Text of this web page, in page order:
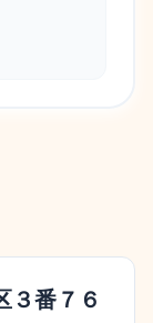
３番７６